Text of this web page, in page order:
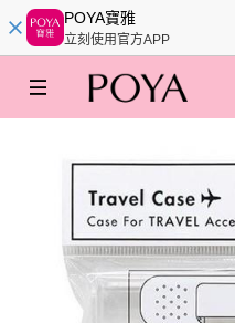
POYA寶雅
立刻使用官方APP